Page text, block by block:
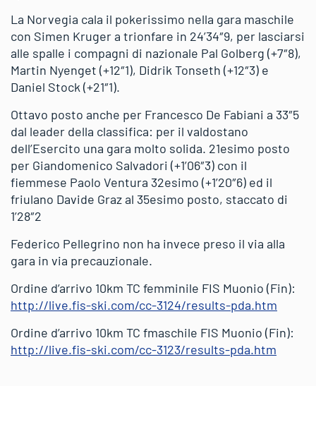
La Norvegia cala il pokerissimo nella gara maschile
con Simen Kruger a trionfare in 24’34″9, per lasciarsi
alle spalle i compagni di nazionale Pal Golberg (+7″8),
Martin Nyenget (+12″1), Didrik Tonseth (+12″3) e
Daniel Stock (+21″1).
Ottavo posto anche per Francesco De Fabiani a 33″5
dal leader della classifica: per il valdostano
dell’Esercito una gara molto solida. 21esimo posto
per Giandomenico Salvadori (+1’06″3) con il
fiemmese Paolo Ventura 32esimo (+1’20″6) ed il
friulano Davide Graz al 35esimo posto, staccato di
1’28″2
Federico Pellegrino non ha invece preso il via alla
gara in via precauzionale.
Ordine d’arrivo 10km TC femminile FIS Muonio (Fin):
http://live.fis-ski.com/cc-3124/results-pda.htm
Ordine d’arrivo 10km TC fmaschile FIS Muonio (Fin):
http://live.fis-ski.com/cc-3123/results-pda.htm